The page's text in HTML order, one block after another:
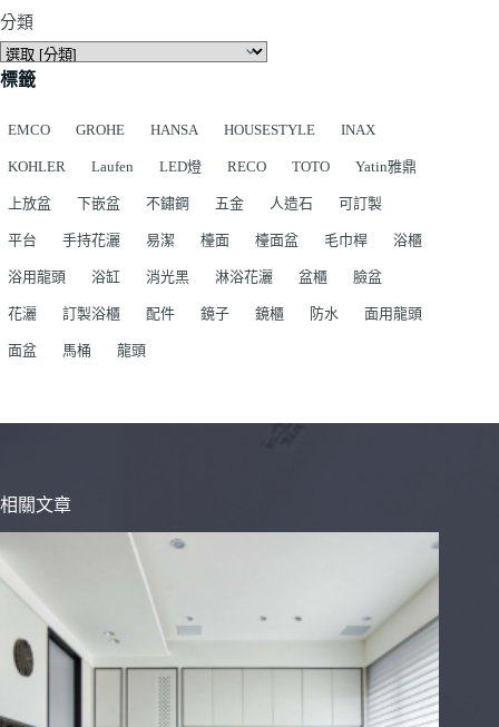
分類
標籤
EMCO GROHE HANSA HOUSESTYLE INAX
KOHLER Laufen LED燈 RECO TOTO Yatin雅鼎
上放盆 下嵌盆 不鏽鋼 五金 人造石 可訂製
平台 手持花灑 易潔 檯面 檯面盆 毛巾桿 浴櫃
浴用龍頭 浴缸 消光黑 淋浴花灑 盆櫃 臉盆
花灑 訂製浴櫃 配件 鏡子 鏡櫃 防水 面用龍頭
面盆 馬桶 龍頭
相關文章